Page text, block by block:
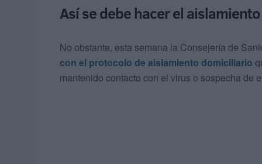
Así se debe hacer el aislamiento
No obstante, esta semana la Consejería de
con el protocolo de aislamiento domiciliario
mantenido contacto con el virus o sospecha de